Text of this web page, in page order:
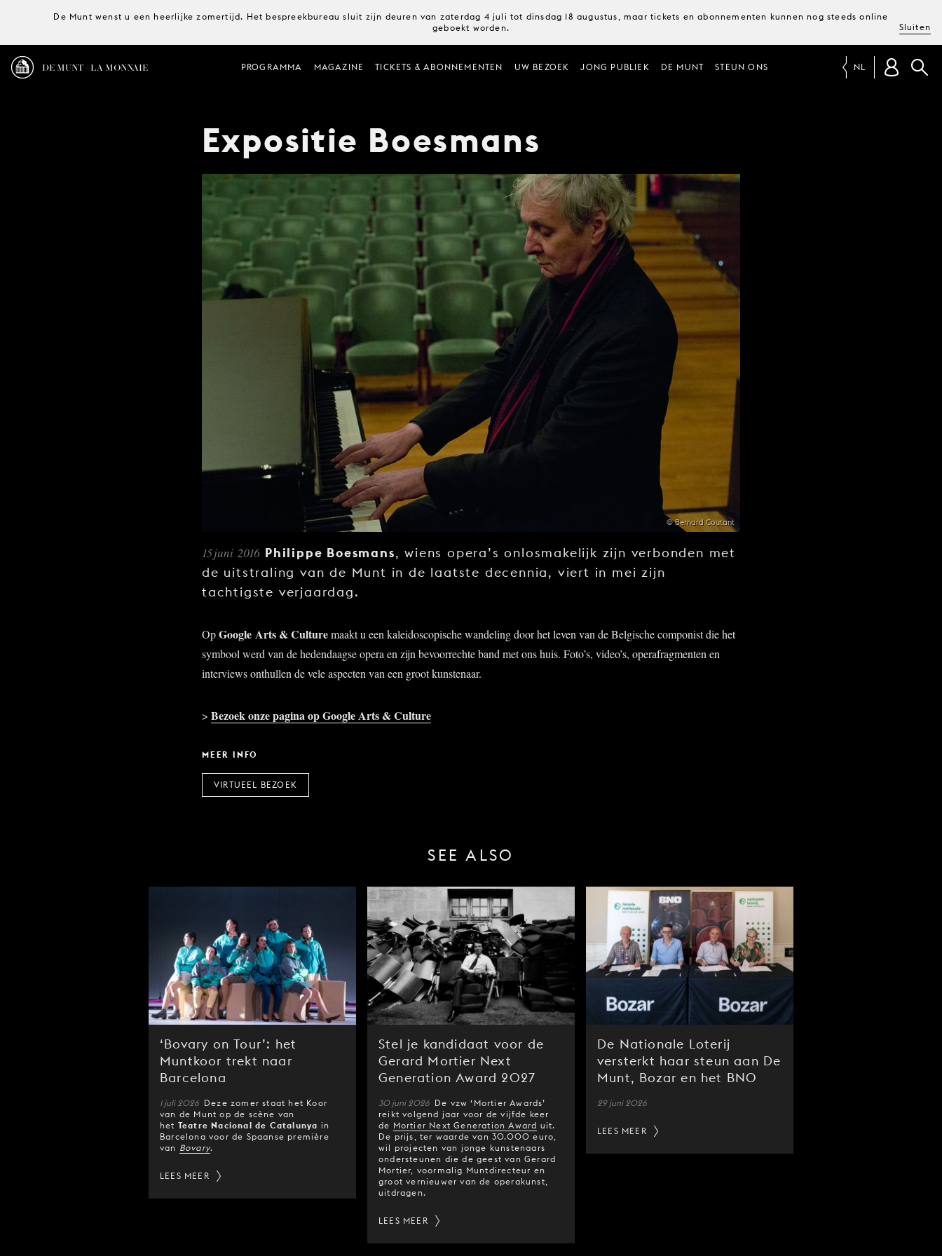
De Munt wenst u een heerlijke zomertijd. Het bespreekbureau sluit zijn deuren van zaterdag 4 juli tot dinsdag 18 augustus, maar tickets en abonnementen kunnen nog steeds online
geboekt worden.
Sluiten
DE MUNT / LA MONNAIE PROGRAMMA MAGAZINE TICKETS & ABONNEMENTEN UW BEZOEK JONG PUBLIEK DE MUNT STEUN ONS NL
Expositie Boesmans
© Bernard Coutant
15 juni 2016 Philippe Boesmans, wiens opera’s onlosmakelijk zijn verbonden met
de uitstraling van de Munt in de laatste decennia, viert in mei zijn
tachtigste verjaardag.
OpGoogle Arts & Culturemaakt u een kaleidoscopische wandeling door het leven van de Belgische componist die het
symbool werd van de hedendaagse opera en zijn bevoorrechte band met ons huis. Foto’s, video’s, operafragmenten en
interviews onthullen de vele aspecten van een groot kunstenaar.
> Bezoek onze pagina op GoogleArts & Culture
MEER INFO
VIRTUEEL BEZOEK
SEE ALSO
‘Bovary on Tour’: het
Muntkoor trekt naar
Barcelona
1 juli 2026 Deze zomer staat het Koor
van de Munt op de scène van
het Teatre Nacional de Catalunya in
Barcelona voor de Spaanse première
van Bovary.
LEES MEER
Stel je kandidaat voor de
Gerard Mortier Next
Generation Award 2027
30 juni 2026 De vzw ‘Mortier Awards’
reikt volgend jaar voor de vijfde keer
de Mortier Next Generation Award uit.
De prijs, ter waarde van 30.000 euro,
wil projecten van jonge kunstenaars
ondersteunen die de geest van Gerard
Mortier, voormalig Muntdirecteur en
groot vernieuwer van de operakunst,
uitdragen.
LEES MEER
De Nationale Loterij
versterkt haar steun aan De
Munt, Bozar en het BNO
29 juni 2026
LEES MEER